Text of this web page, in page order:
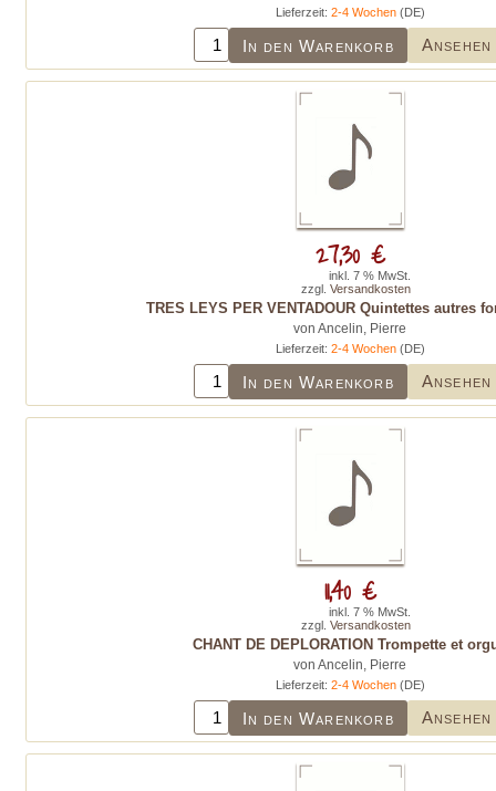
Lieferzeit: 2-4 Wochen(DE)
In den Warenkorb Ansehen
TRES LEYS PER VENTADOUR Quintettes autres
von Ancelin, Pierre
Lieferzeit: 2-4 Wochen(DE)
In den Warenkorb Ansehen
27,30 €
inkl. 7 % MwSt.
zzgl. Versandkosten
CHANT DE DEPLORATION Trompette et
von Ancelin, Pierre
Lieferzeit: 2-4 Wochen(DE)
In den Warenkorb Ansehen
11,40 €
inkl. 7 % MwSt.
zzgl. Versandkosten